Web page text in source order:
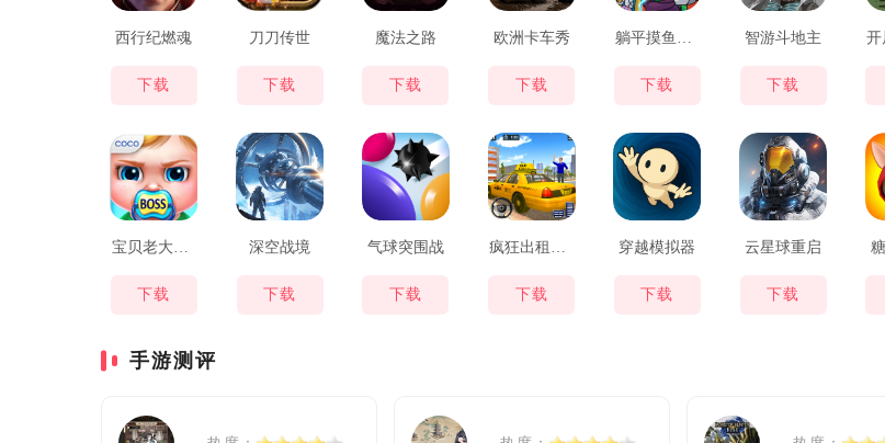
西行纪燃魂
下载
刀刀传世
下载
魔法之路
下载
欧洲卡车秀
下载
躺平摸鱼之王
下载
智游斗地主
下载
宝贝老大照顾与装扮
下载
深空战境
下载
气球突围战
下载
疯狂出租车都市狂飙
下载
穿越模拟器
下载
云星球重启
下载
手游测评